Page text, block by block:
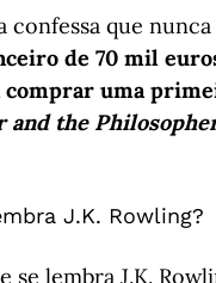
confessa que
de 70 mil
uma
the
J.K. Rowling?
se lembra J.K.